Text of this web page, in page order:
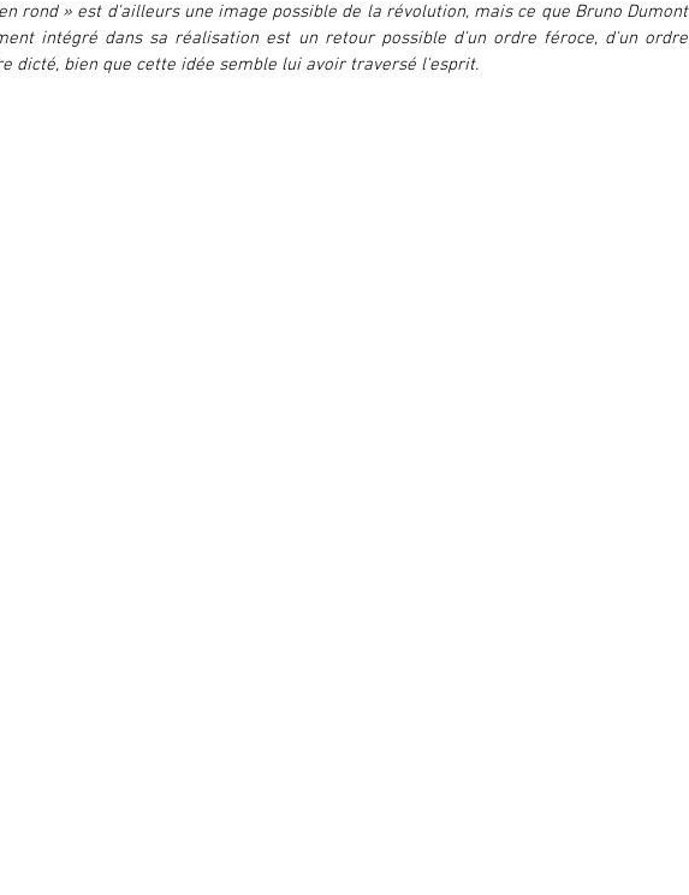
rond » est d'ailleurs une image possible de la révolution, mais ce que Bruno Dumont
intégré dans sa réalisation est un retour possible d'un ordre féroce, d'un ordre
dicté, bien que cette idée semble lui avoir traversé l'esprit.